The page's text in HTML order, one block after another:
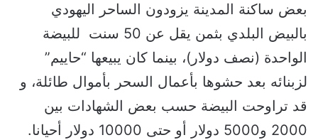
بعض ساكنة المدينة يزودون الساحر اليهودي
بالبيض البلدي بثمن يقل عن 50 سنت للبيضة
الواحدة (نصف دولار)، بينما كان يبيعها “حاييم”
لزبنائه بعد حشوها بأعمال السحر بأموال طائلة، و
قد تراوحت البيضة حسب بعض الشهادات بين
2000 و5000 دولار أو حتى 10000 دولار أحيانا.